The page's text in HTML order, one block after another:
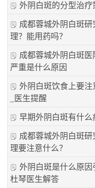
外阴白斑的分型治
成都蓉城外阴白斑
理？能用药吗？
成都蓉城外阴白斑
严重是什么原因
外阴白斑饮食上要
_医生提醒
早期外阴白斑有什
成都蓉城外阴白斑
理要注意什么？
外阴白斑是什么原
杜琴医生解答